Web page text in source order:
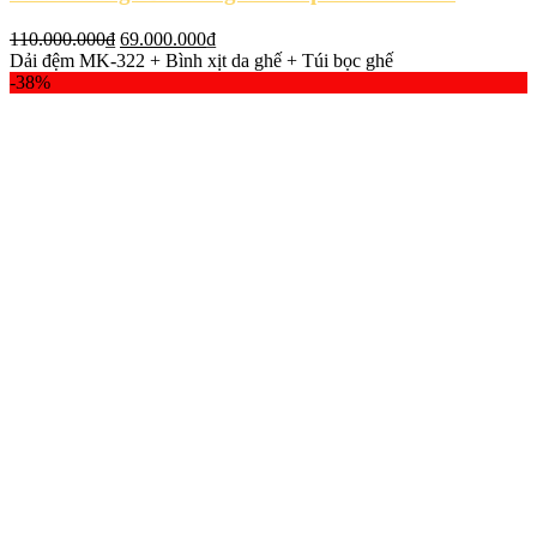
110.000.000₫ Giá
gốc
69.000.000₫Giá
hiện
Dải đệm MK-322 + Bình xịt da ghế + Túi bọc ghế
-38%